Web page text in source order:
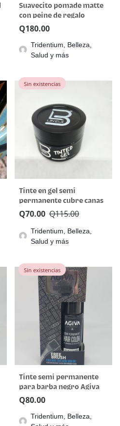
Suavecito pomade matte
con peine de regalo
Q180.00
Tridentium, Belleza,
Salud y más
Sin existencias
Tinte en gel semi
permanente cubre canas
Level 3
Q115.00
Q70.00
Tridentium, Belleza,
Salud y más
Sin existencias
Tinte semi permanente
para barba negro Agiva
Q80.00
Tridentium, Belleza,